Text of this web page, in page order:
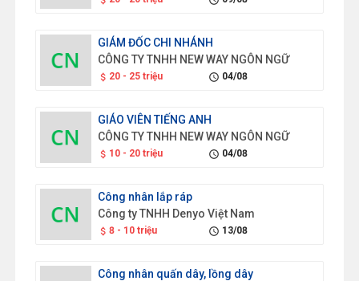
GIÁM ĐỐC CHI NHÁNH
CÔNG TY TNHH NEW WAY NGÔN NGỮ
attach_money 20 - 25 triệu schedule 04/08
GIÁO VIÊN TIẾNG ANH
CÔNG TY TNHH NEW WAY NGÔN NGỮ
attach_money 10 - 20 triệu schedule 04/08
Công nhân lắp ráp
Công ty TNHH Denyo Việt Nam
attach_money 8 - 10 triệu schedule 13/08
Công nhân quấn dây, lồng dây